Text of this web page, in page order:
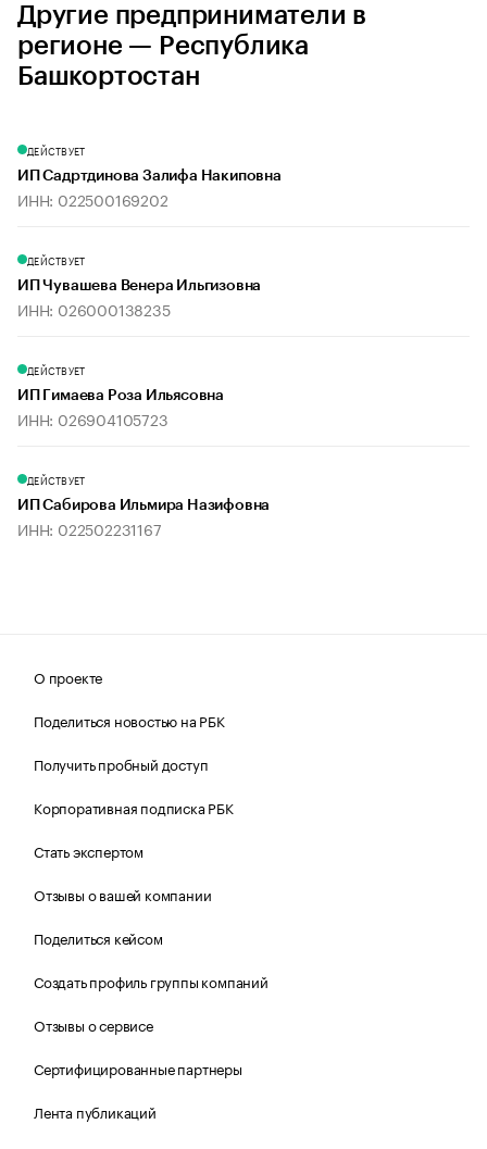
Другие предприниматели в
регионе — Республика
Башкортостан
ДЕЙСТВУЕТ
ИП Садртдинова Залифа Накиповна
ИНН: 022500169202
ДЕЙСТВУЕТ
ИП Чувашева Венера Ильгизовна
ИНН: 026000138235
ДЕЙСТВУЕТ
ИП Гимаева Роза Ильясовна
ИНН: 026904105723
ДЕЙСТВУЕТ
ИП Сабирова Ильмира Назифовна
ИНН: 022502231167
О проекте
Поделиться новостью на РБК
Получить пробный доступ
Корпоративная подписка РБК
Стать экспертом
Отзывы о вашей компании
Поделиться кейсом
Создать профиль группы компаний
Отзывы о сервисе
Сертифицированные партнеры
Лента публикаций